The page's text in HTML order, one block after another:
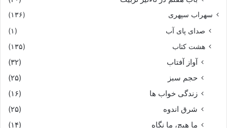
سهراب سپهری (۱۳۶)
صدای پای آب
(۱)
هشت کتاب
(۱۳۵)
آواز آفتاب
(۳۲)
حجم سبز
(۲۵)
زندگی خواب ها
(۱۶)
شرق اندوه
(۲۵)
ما هیچ، ما نگاه
(۱۴)